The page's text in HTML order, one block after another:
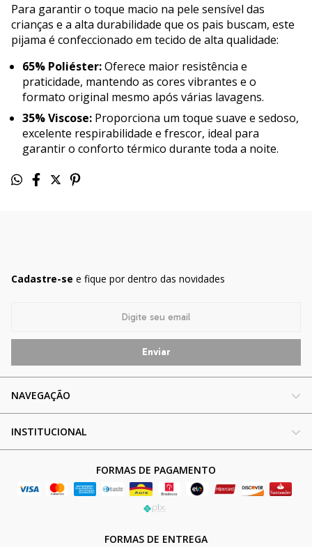
Para garantir o toque macio na pele sensível das
crianças e a alta durabilidade que os pais buscam, este
pijama é confeccionado em tecido de alta qualidade:
65% Poliéster:Oferece maior resistência e
praticidade, mantendo as cores vibrantes e o
formato original mesmo após várias lavagens.
35% Viscose: Proporciona um toque suave e sedoso,
excelente respirabilidade e frescor, ideal para
garantir o conforto térmico durante toda a noite.
Cadastre-se e fique por dentro das novidades
NAVEGAÇÃO
INSTITUCIONAL
FORMAS DE PAGAMENTO
FORMAS DE ENTREGA